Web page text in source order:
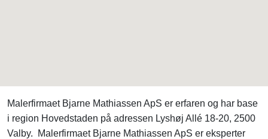
Malerfirmaet Bjarne Mathiassen ApS er erfaren og har base
i region Hovedstaden på adressen Lyshøj Allé 18-20, 2500
Valby. Malerfirmaet Bjarne Mathiassen ApS er eksperter